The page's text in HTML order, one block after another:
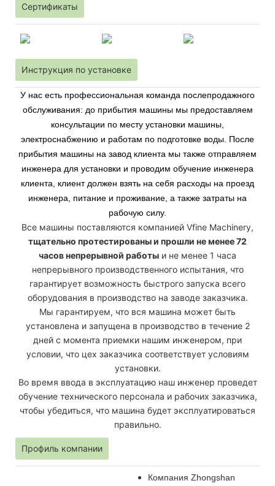
Сертификаты
Инструкция по установке
У нас есть профессиональная команда послепродажного
обслуживания: до прибытия машины мы предоставляем
консультации по месту установки машины,
электроснабжению и работам по подготовке воды. После
прибытия машины на завод клиента мы также отправляем
инженера для установки и проводим обучение инженера
клиента, клиент должен взять на себя расходы на проезд
инженера, питание и проживание, а также затраты на
рабочую силу.
Все машины поставляются компанией Vfine Machinery,
тщательно протестированы и прошли не менее 72
часов непрерывной работы и не менее 1 часа
непрерывного производственного испытания, что
гарантирует возможность быстрого запуска всего
оборудования в производство на заводе заказчика.
Мы гарантируем, что вся машина может быть
установлена ​​и запущена в производство в течение 2
дней с момента приемки нашим инженером, при
условии, что цех заказчика соответствует условиям
установки.
Во время ввода в эксплуатацию наш инженер проведет
обучение технического персонала и рабочих заказчика,
чтобы убедиться, что машина будет эксплуатироваться
правильно.
Профиль компании
Компания Zhongshan